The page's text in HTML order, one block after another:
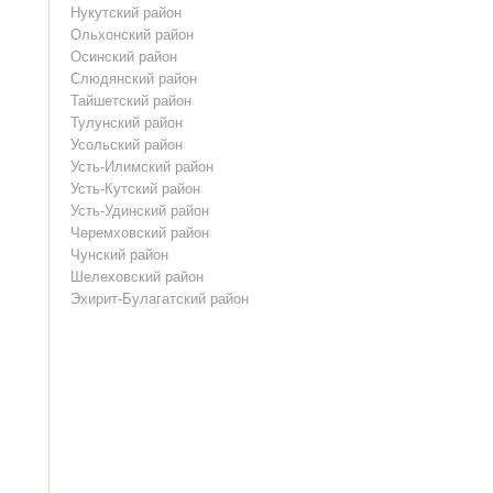
Нукутский район
Ольхонский район
Осинский район
Слюдянский район
Тайшетский район
Тулунский район
Усольский район
Усть-Илимский район
Усть-Кутский район
Усть-Удинский район
Черемховский район
Чунский район
Шелеховский район
Эхирит-Булагатский район